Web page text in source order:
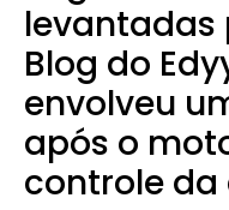
levantadas
Blog do
envolveu
após o
controle da